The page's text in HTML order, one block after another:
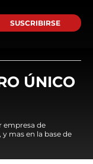
SUSCRIBIRSE
ÚNICO
empresa de
mas en la base de